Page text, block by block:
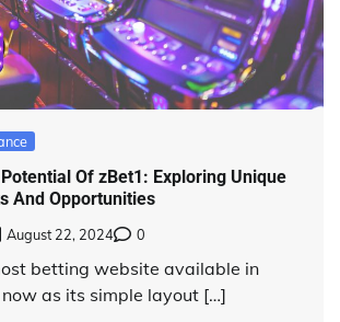
Of zBet1: Exploring Unique
And Opportunities
August 22, 2024 0
betting website available in
as its simple layout […]